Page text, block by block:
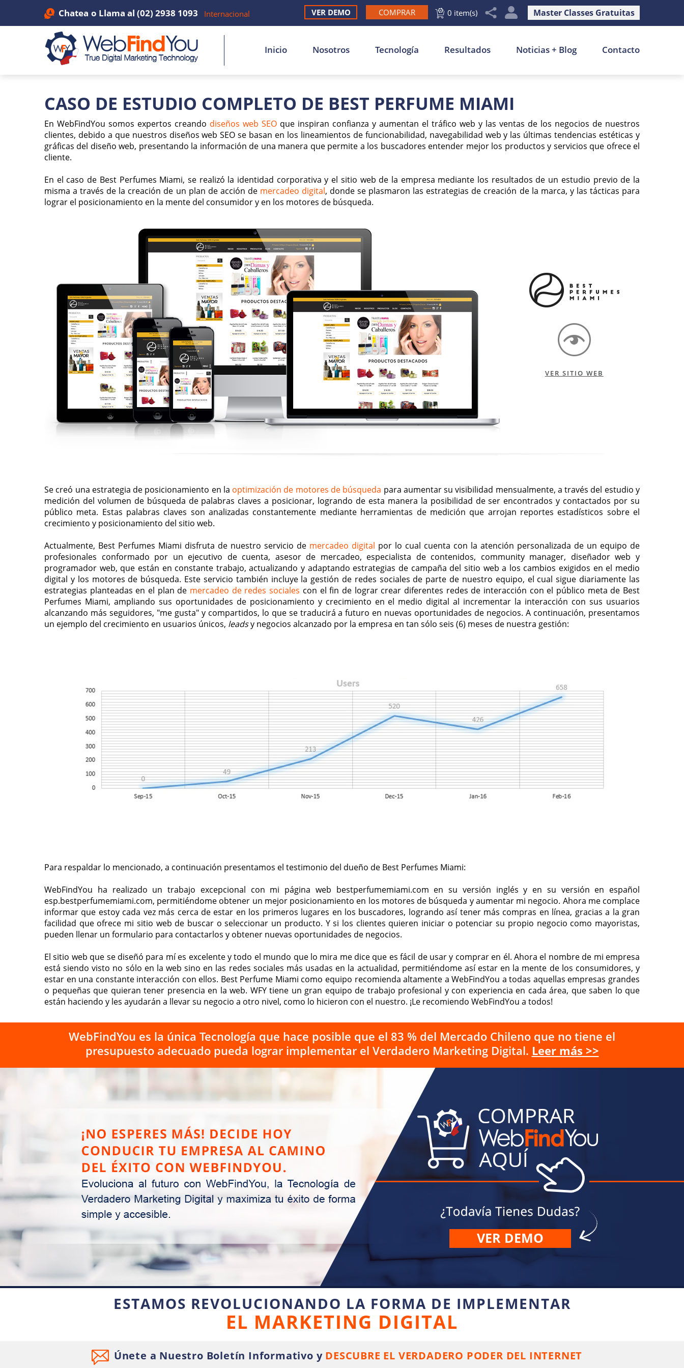
Chatea o Llama al (02) 2938 1093 Internacional Master Classes Gratuitas
0 item(s)
COMPRAR
VER DEMO
Inicio Nosotros Tecnología Resultados Noticias + Blog Contacto
CASO DE ESTUDIO COMPLETO DE BEST PERFUME MIAMI
En WebFindYou somos expertos creando diseños web SEO que inspiran confianza y aumentan el tráfico web y las ventas de los negocios de nuestros
clientes, debido a que nuestros diseños web SEO se basan en los lineamientos de funcionabilidad, navegabilidad web y las últimas tendencias estéticas y
gráficas del diseño web, presentando la información de una manera que permite a los buscadores entender mejor los productos y servicios que ofrece el
cliente.
En el caso de Best Perfumes Miami, se realizó la identidad corporativa y el sitio web de la empresa mediante los resultados de un estudio previo de la
misma a través de la creación de un plan de acción de mercadeo digital, donde se plasmaron las estrategias de creación de la marca, y las tácticas para
lograr el posicionamiento en la mente del consumidor y en los motores de búsqueda.
VER SITIO WEB
Se creó una estrategia de posicionamiento en la optimización de motores de búsqueda para aumentar su visibilidad mensualmente, a través del estudio y
medición del volumen de búsqueda de palabras claves a posicionar, logrando de esta manera la posibilidad de ser encontrados y contactados por su
público meta. Estas palabras claves son analizadas constantemente mediante herramientas de medición que arrojan reportes estadísticos sobre el
crecimiento y posicionamiento del sitio web.
Actualmente, Best Perfumes Miami disfruta de nuestro servicio de mercadeo digital por lo cual cuenta con la atención personalizada de un equipo de
profesionales conformado por un ejecutivo de cuenta, asesor de mercadeo, especialista de contenidos, community manager, diseñador web y
programador web, que están en constante trabajo, actualizando y adaptando estrategias de campaña del sitio web a los cambios exigidos en el medio
digital y los motores de búsqueda. Este servicio también incluye la gestión de redes sociales de parte de nuestro equipo, el cual sigue diariamente las
estrategias planteadas en el plan de mercadeo de redes sociales con el fin de lograr crear diferentes redes de interacción con el público meta de Best
Perfumes Miami, ampliando sus oportunidades de posicionamiento y crecimiento en el medio digital al incrementar la interacción con sus usuarios
alcanzando más seguidores, "me gusta" y compartidos, lo que se traducirá a futuro en nuevas oportunidades de negocios. A continuación, presentamos
un ejemplo del crecimiento en usuarios únicos, leadsy negocios alcanzado por la empresa en tan sólo seis (6) meses de nuestra gestión:
Para respaldar lo mencionado, a continuación presentamos el testimonio del dueño de Best Perfumes Miami:
WebFindYou ha realizado un trabajo excepcional con mi página web bestperfumemiami.com en su versión inglés y en su versión en español
esp.bestperfumemiami.com, permitiéndome obtener un mejor posicionamiento en los motores de búsqueda y aumentar mi negocio. Ahora me complace
informar que estoy cada vez más cerca de estar en los primeros lugares en los buscadores, logrando así tener más compras en línea, gracias a la gran
facilidad que ofrece mi sitio web de buscar o seleccionar un producto. Y si los clientes quieren iniciar o potenciar su propio negocio como mayoristas,
pueden llenar un formulario para contactarlos y obtener nuevas oportunidades de negocios.
El sitio web que se diseñó para mí es excelente y todo el mundo que lo mira me dice que es fácil de usar y comprar en él. Ahora el nombre de mi empresa
está siendo visto no sólo en la web sino en las redes sociales más usadas en la actualidad, permitiéndome así estar en la mente de los consumidores, y
estar en una constante interacción con ellos. Best Perfume Miami como equipo recomienda altamente a WebFindYou a todas aquellas empresas grandes
o pequeñas que quieran tener presencia en la web. WFY tiene un gran equipo de trabajo profesional y con experiencia en cada área, que saben lo que
están haciendo y les ayudarán a llevar su negocio a otro nivel, como lo hicieron con el nuestro. ¡Le recomiendo WebFindYou a todos!
WebFindYou es la única Tecnología que hace posible que el 83 % del Mercado Chileno que no tiene el
presupuesto adecuado pueda lograr implementar el Verdadero Marketing Digital. Leer más >>
VER DEMO
ESTAMOS REVOLUCIONANDO LA FORMA DE IMPLEMENTAR
EL MARKETING DIGITAL
Únete a Nuestro Boletín Informativo y DESCUBRE EL VERDADERO PODER DEL INTERNET